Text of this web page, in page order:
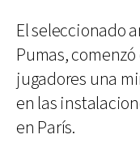
El seleccionado
Pumas,
jugadores una
en las
en París.